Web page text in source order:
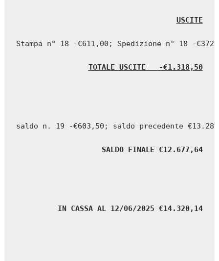
USCITE
Stampa n° 18 -€611,00; Spedizione n° 18 -
TOTALE USCITE   -€1.318,50
saldo n. 19 -€603,50; saldo precedente
SALDO FINALE €12.677,64
IN CASSA AL 12/06/2025 €14.320,14